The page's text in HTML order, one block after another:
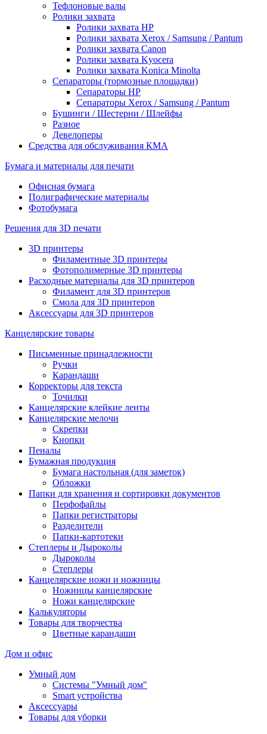
Тефлоновые валы
Ролики захвата
Ролики захвата HP
Ролики захвата Xerox / Samsung / Pantum
Ролики захвата Canon
Ролики захвата Kyocera
Ролики захвата Konica Minolta
Сепараторы (тормозные площадки)
Сепараторы HP
Сепараторы Xerox / Samsung / Pantum
Бушинги / Шестерни / Шлейфы
Разное
Девелоперы
Средства для обслуживания КМА
Бумага и материалы для печати
Офисная бумага
Полиграфические материалы
Фотобумага
Решения для 3D печати
3D принтеры
Филаментные 3D принтеры
Фотополимерные 3D принтеры
Расходные материалы для 3D принтеров
Филамент для 3D принтеров
Смола для 3D принтеров
Аксессуары для 3D принтеров
Канцелярские товары
Письменные принадлежности
Ручки
Карандаши
Корректоры для текста
Точилки
Канцелярские клейкие ленты
Канцелярские мелочи
Скрепки
Кнопки
Пеналы
Бумажная продукция
Бумага настольная (для заметок)
Обложки
Папки для хранения и сортировки документов
Перфофайлы
Папки регистраторы
Разделители
Папки-картотеки
Степлеры и Дыроколы
Дыроколы
Степлеры
Канцелярские ножи и ножницы
Ножницы канцелярские
Ножи канцелярские
Калькуляторы
Товары для творчества
Цветные карандаши
Дом и офис
Умный дом
Системы "Умный дом"
Smart устройства
Аксессуары
Товары для уборки